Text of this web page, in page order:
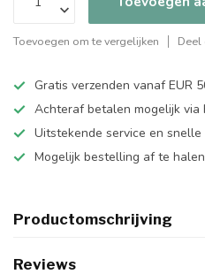
Toevoegen om te vergelijken
Gratis verzenden vanaf EUR
Achteraf betalen mogelijk via
Uitstekende service en snelle
Mogelijk bestelling af te
Productomschrijving
Reviews